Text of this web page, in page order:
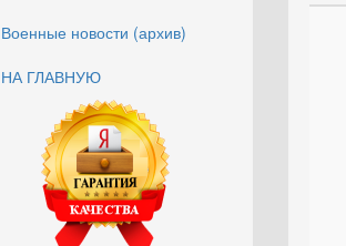
Военные новости (архив)
НА ГЛАВНУЮ